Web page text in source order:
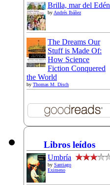
Brilla, mar del Edén
by Andrés Ibáñez
The Dreams Our
Stuff is Made Of:
How Science
Fiction Conquered
the World
by Thomas M. Disch
Libros leídos
Umbría
by Santiago
Eximeno